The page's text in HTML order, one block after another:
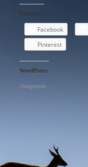
Partager :
Facebook
Pinterest
WordPress:
chargement…